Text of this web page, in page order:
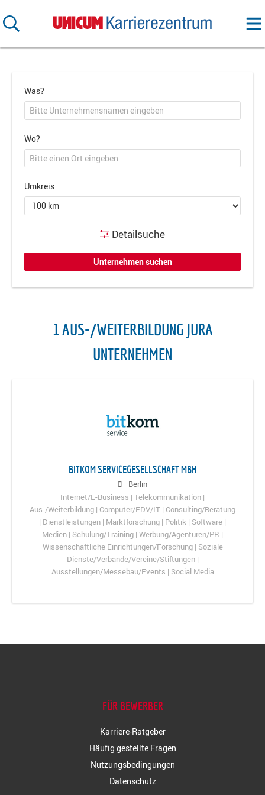
Was?
Wo?
Umkreis
Detailsuche
1 AUS-/WEITERBILDUNG JURA
UNTERNEHMEN
BITKOM SERVICEGESELLSCHAFT MBH
Berlin
Internet/E-Business | Telekommunikation |
Aus-/Weiterbildung | Computer/EDV/IT | Consulting/Beratung
| Dienstleistungen | Marktforschung | Politik | Software |
Medien | Schulung/Training | Werbung/Agenturen/PR |
Wissenschaftliche Einrichtungen/Forschung | Soziale
Dienste/Verbände/Vereine/Stiftungen |
Ausstellungen/Messebau/Events | Social Media
FÜR BEWERBER
Karriere-Ratgeber
Häufig gestellte Fragen
Nutzungsbedingungen
Datenschutz